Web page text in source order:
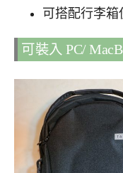
可搭配行李箱
可裝入 PC/